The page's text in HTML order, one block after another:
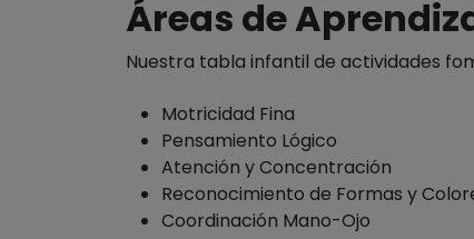
Áreas de
Nuestra tabla infantil de actividades
Motricidad Fina
Pensamiento Lógico
Atención y Concentración
Reconocimiento de Formas y
Coordinación Mano-Ojo